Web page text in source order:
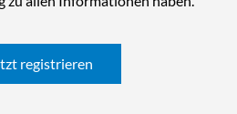
registrieren